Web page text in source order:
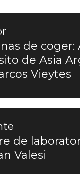
de coger:
de Asia
Vieytes
de
Valesi